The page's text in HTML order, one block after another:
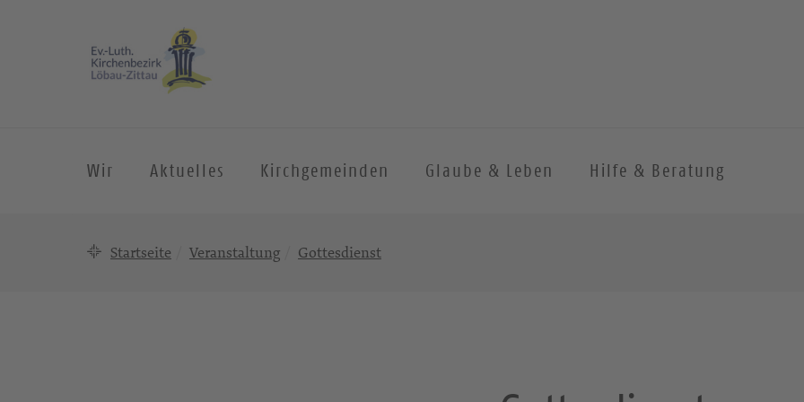
Wir Aktuelles Kirchgemeinden Glaube & Leben Hilfe & Beratung
Startseite Veranstaltung Gottesdienst